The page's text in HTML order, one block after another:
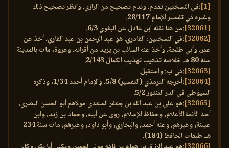
[1] :في النسختين تقدم. وندم تصحيح من الرازي. وانظر تصحيح ذلك
وغيره في تفسير الإمام 28/117.
[32061]
:من هنا نقله ابن عادل عن البغوي 6/3.
[32062]
:في النسختين: القادري. هو عبد الرحمن بن عبد القاري، أخذ عن
عمر، وأبي طلحة، وأخذ عنه السائب بن يزيد من أقرانه، وعروة، مات بالمدينة
سنة 80 هـ. خلاصة تذهيب تهذيب الكمال 2/143.
[32063]
:في ب: واستقبل.
[32064]
:أخرجه الترمذي (التفسير) 5/8، والإمام أحمد 1/34، وذكره
السيوطي في الدر المنثور 5/2.
[32065]
:هو علي بن عبد الله بن جعفر السعدي مولاهم أبو الحسن البصري،
أحد الأئمة الأعلام، وحفاظ الإسلام، روى عن أبيه، وحماد بن زيد، وابن
عيينة، وغيرهم، وعنه أحمد، والبخاري، وأبو داود، وغيرهم، مات سنة 234
هـ. طبقات الحافظ (184).